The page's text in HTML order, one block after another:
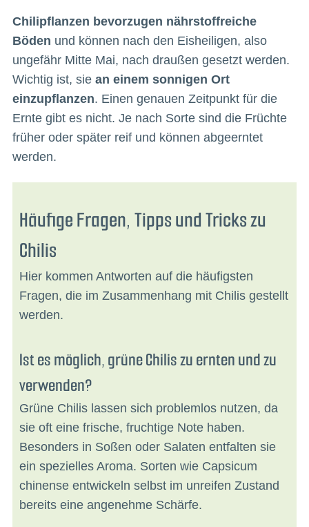
Chilipflanzen bevorzugen nährstoffreiche
Böden und können nach den Eisheiligen, also
ungefähr Mitte Mai, nach draußen gesetzt werden.
Wichtig ist, siean einem sonnigen Ort
einzupflanzen. Einen genauen Zeitpunkt für die
Ernte gibt es nicht. Je nach Sorte sind die Früchte
früher oder später reif und können abgeerntet
werden.
Häufige Fragen, Tipps und Tricks zu
Chilis
Hier kommen Antworten auf die häufigsten
Fragen, die im Zusammenhang mit Chilis gestellt
werden.
Ist es möglich, grüne Chilis zu ernten und zu
verwenden?
Grüne Chilis lassen sich problemlos nutzen, da
sie oft eine frische, fruchtige Note haben.
Besonders in Soßen oder Salaten entfalten sie
ein spezielles Aroma. Sorten wie Capsicum
chinense entwickeln selbst im unreifen Zustand
bereits eine angenehme Schärfe.